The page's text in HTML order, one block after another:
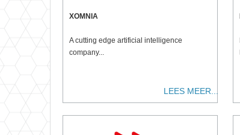
XOMNIA
A cutting edge artificial intelligence
company...
LEES MEER...